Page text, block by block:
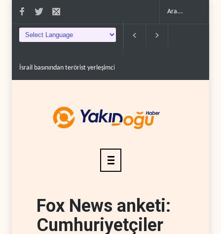
İsrail basınından terörist yerleşimcilere destek itiraf..
Fox News anketi:
Cumhuriyetçiler